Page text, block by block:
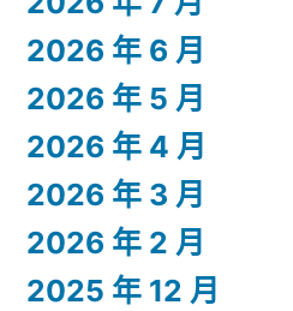
2026 年 6 月
2026 年 5 月
2026 年 4 月
2026 年 3 月
2026 年 2 月
2025 年 12 月